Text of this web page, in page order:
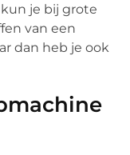
je bij grote
van een
dan heb je ook